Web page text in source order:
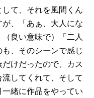
て、それを風間くん
、「あぁ、大人にな
良い意味で）「二人
、そのシーンで感じ
けだったので、カス
してくれて、そして
緒に作品をやってい